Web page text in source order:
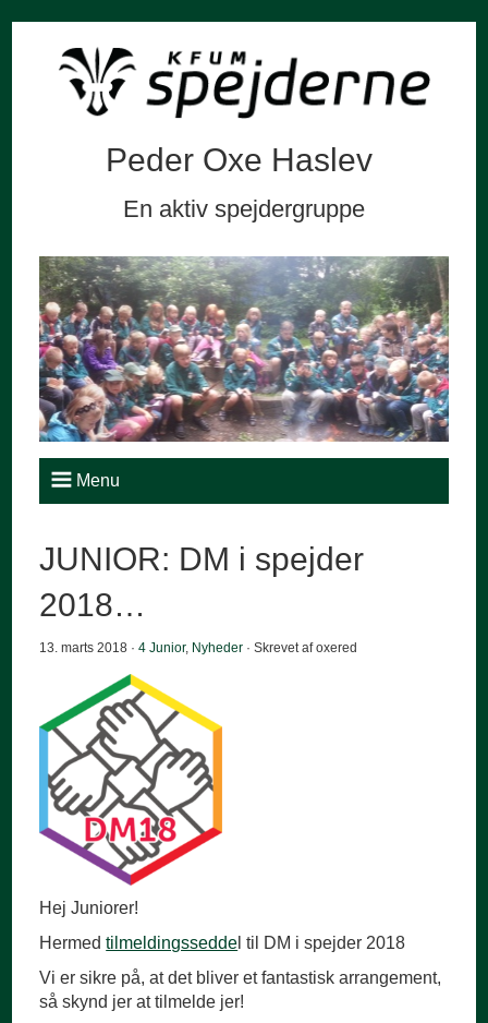
Peder Oxe Haslev
En aktiv spejdergruppe
Menu
JUNIOR: DM i spejder
2018…
13. marts 2018 ·4 Junior, Nyheder · Skrevet af oxered
Hej Juniorer!
Hermedtilmeldingssedde l til DM i spejder 2018
Vi er sikre på, at det bliver et fantastisk arrangement,
så skynd jer at tilmelde jer!